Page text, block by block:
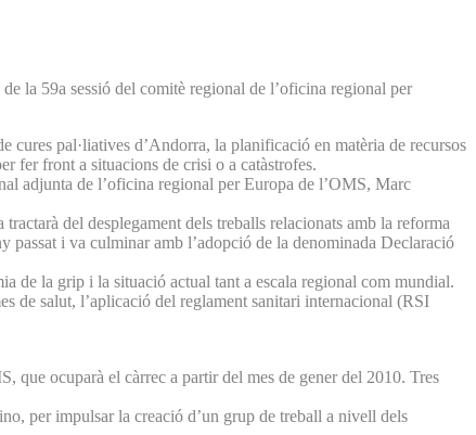
la 59a sessió del comitè regional de l’oficina regional per
cures pal·liatives d’Andorra, la planificació en matèria de recursos
fer front a situacions de crisi o a catàstrofes.
adjunta de l’oficina regional per Europa de l’OMS, Marc
del desplegament dels treballs relacionats amb la reforma
passat i va culminar amb l’adopció de la denominada Declaració
de la grip i la situació actual tant a escala regional com mundial.
de salut, l’aplicació del reglament sanitari internacional (RSI
que ocuparà el càrrec a partir del mes de gener del 2010. Tres
per impulsar la creació d’un grup de treball a nivell dels